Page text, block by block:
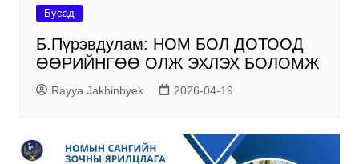
Бусад
Б.Пүрэвдулам: НОМ БОЛ ДОТООД
ӨӨРИЙНГӨӨ ОЛЖ ЭХЛЭХ БОЛОМЖ
Rayya Jakhinbyek 2026-04-19